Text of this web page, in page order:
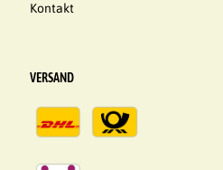
Kontakt
VERSAND